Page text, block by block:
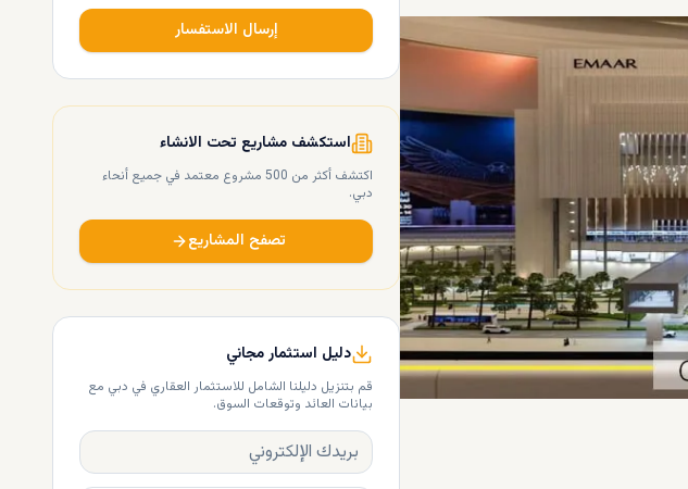
إرسال الاستفسار
استكشف مشاريع تحت الانشاء
اكتشف أكثر من 500 مشروع معتمد في جميع أنحاء
دبي.
تصفح المشاريع
دليل استثمار مجاني
قم بتنزيل دليلنا الشامل للاستثمار العقاري في دبي مع
بيانات العائد وتوقعات السوق.